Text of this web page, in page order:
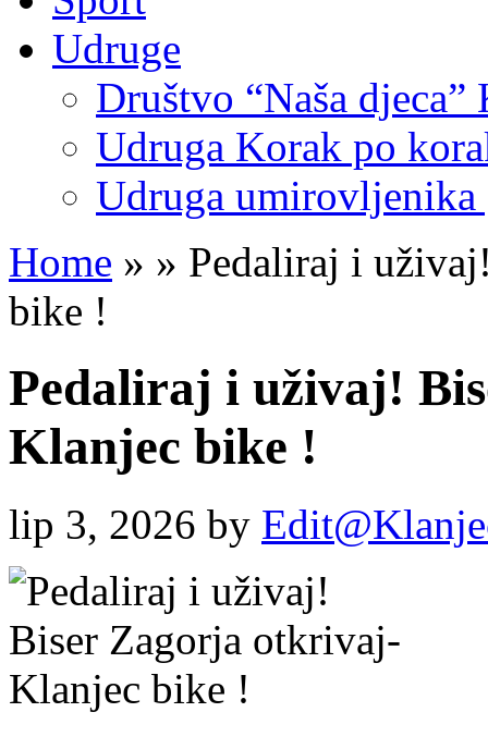
Udruge
Društvo “Naša djeca”
Udruga Korak po
Udruga umirovljenika
Home » » Pedaliraj i
bike !
Pedaliraj i uživaj!
Klanjec bike !
lip 3, 2026 by